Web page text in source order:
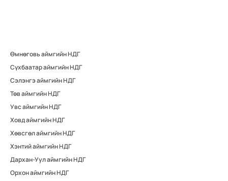
Өмнөговь аймгийн НДГ
Сүхбаатар аймгийн НДГ
Сэлэнгэ аймгийн НДГ
Төв аймгийн НДГ
Увс аймгийн НДГ
Ховд аймгийн НДГ
Хөвсгөл аймгийн НДГ
Хэнтий аймгийн НДГ
Дархан-Уул аймгийн НДГ
Орхон аймгийн НДГ